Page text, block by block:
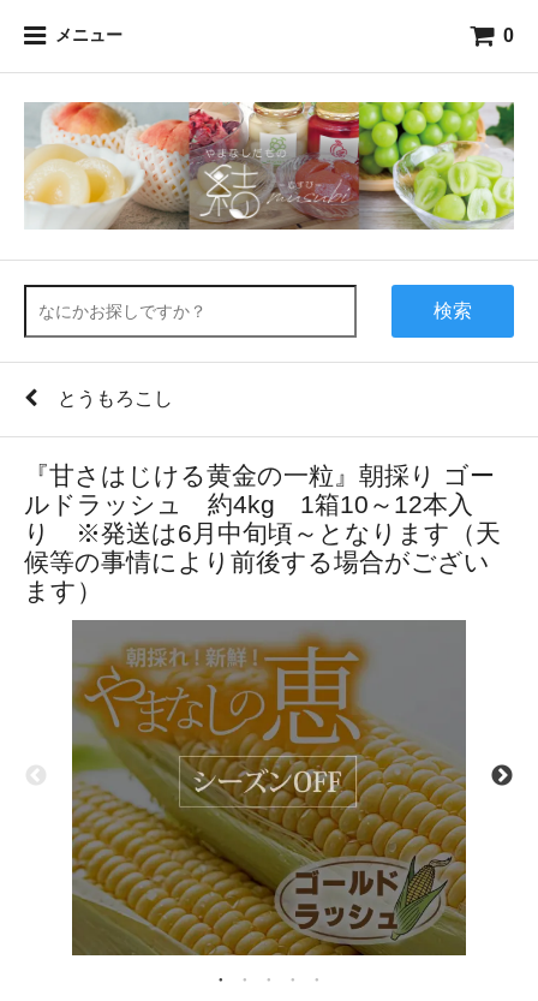
メニュー 0
検索
とうもろこし
『甘さはじける黄金の一粒』朝採り ゴー
ルドラッシュ 約4kg 1箱10～12本入
り ※発送は6月中旬頃～となります（天
候等の事情により前後する場合がござい
ます）